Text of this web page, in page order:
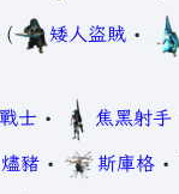
( 矮人盜賊 •
士 • 焦黑射手
燼豬 • 斯庫格 •